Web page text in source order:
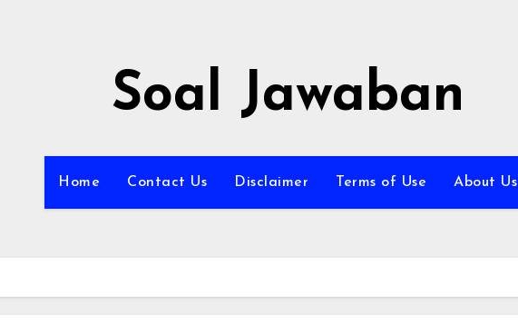
Soal Jawaban
Home Contact Us Disclaimer Terms of Use About Us